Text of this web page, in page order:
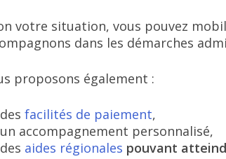
votre situation, vous pouvez
dans les démarches
proposons également :
des facilités de paiement,
un accompagnement personnalisé,
des aides régionales pouvant